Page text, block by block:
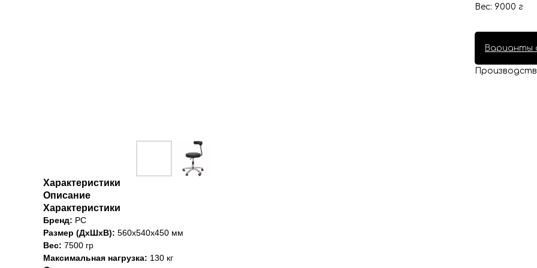
Вес: 9000 г
Варианты
Характеристики
Описание
Характеристики
Бренд: PC
Размер (ДхШхВ): 560x540x450 мм
Вес: 7500 гр
Максимальная нагрузка: 130 кг